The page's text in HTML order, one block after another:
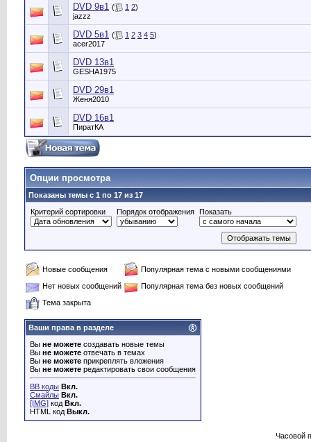
DVD 9в1 ( 1 2)
jazzz
DVD 5в1 ( 1 2 3 4 5)
acer2017
DVD 13в1
GESHA1975
DVD 29в1
Женя2010
DVD 16в1
ПиратКА
Опции просмотра
Показаны темы с 1 по 17 из 17
Критерий сортировки
Порядок отображения Показать
Новые сообщения
Популярная тема с новыми сообщениями
Нет новых сообщений
Популярная тема без новых сообщений
Тема закрыта
Ваши права в разделе
Вы не можете создавать новые темы
Вы не можете отвечать в темах
Вы не можете прикреплять вложения
Вы не можете редактировать свои сообщения
BB коды Вкл.
Смайлы Вкл.
[IMG] код Вкл.
HTML код Выкл.
Часовой